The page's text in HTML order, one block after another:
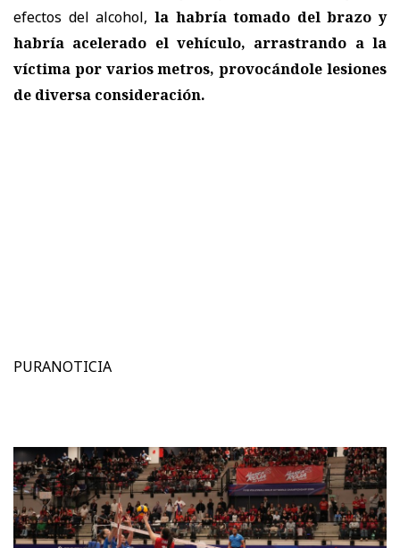
efectos del alcohol, la habría tomado del brazo y
habría acelerado el vehículo, arrastrando a la
víctima por varios metros, provocándole lesiones
de diversa consideración.
PURANOTICIA